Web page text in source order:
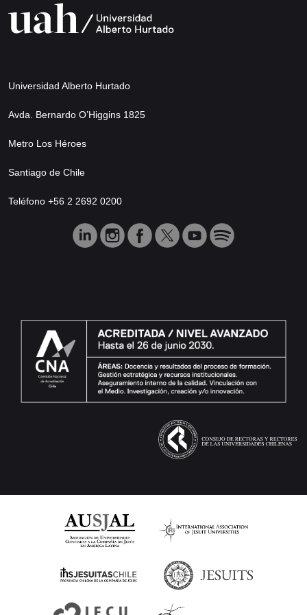
Universidad Alberto Hurtado
Avda. Bernardo O’Higgins 1825
Metro Los Héroes
Santiago de Chile
Teléfono +56 2 2692 0200